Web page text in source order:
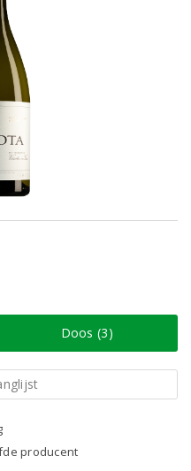
Doos (3)
producent